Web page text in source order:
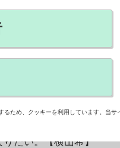
報担当者がズバリ
た病院を表彰すること
院広報アワード」。実
病院が多い中で、全国
たい。【横山希】
ため、クッキーを利用しています。当